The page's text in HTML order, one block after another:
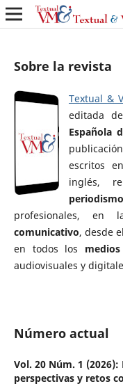
Sobre la revista
Textual &
editada
Española
escritos
inglés,
periodismo
profesionales,
comunicativo, desde
en todos los
audiovisuales y
Número actual
Vol. 20 Núm. 1
perspectivas y retos